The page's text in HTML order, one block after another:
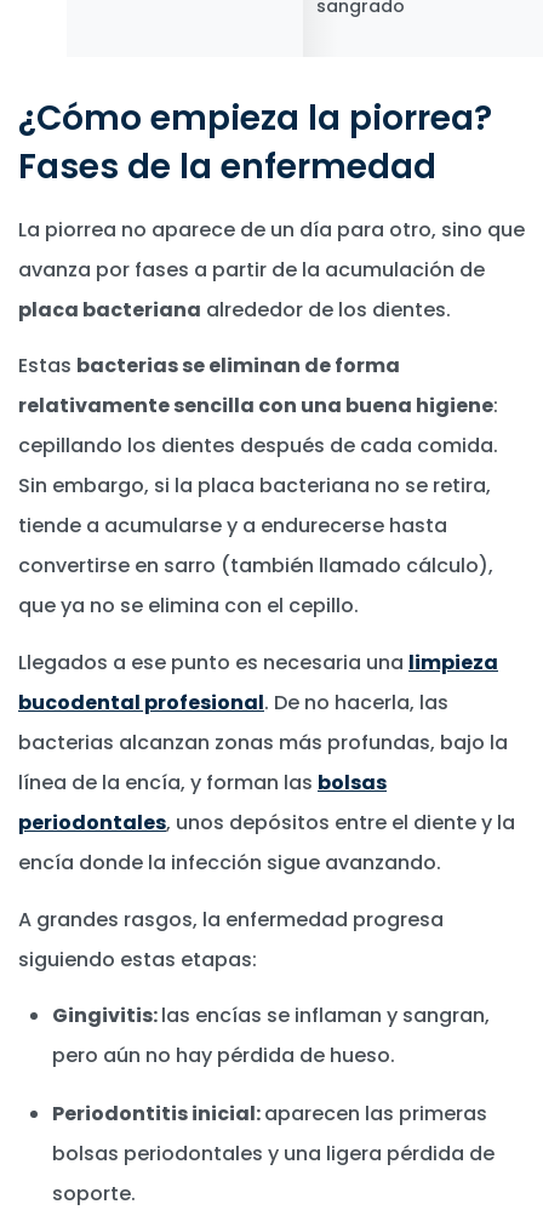
sangrado
¿Cómo empieza la piorrea?
Fases de la enfermedad
La piorrea no aparece de un día para otro, sino que
avanza por fases a partir de la acumulación de
placa bacteriana alrededor de los dientes.
Estas bacterias se eliminan de forma
relativamente sencilla con una buena higiene:
cepillando los dientes después de cada comida.
Sin embargo, si la placa bacteriana no se retira,
tiende a acumularse y a endurecerse hasta
convertirse en sarro (también llamado cálculo),
que ya no se elimina con el cepillo.
Llegados a ese punto es necesaria una limpieza
bucodental profesional. De no hacerla, las
bacterias alcanzan zonas más profundas, bajo la
línea de la encía, y forman las bolsas
periodontales, unos depósitos entre el diente y la
encía donde la infección sigue avanzando.
A grandes rasgos, la enfermedad progresa
siguiendo estas etapas:
Gingivitis:las encías se inflaman y sangran,
pero aún no hay pérdida de hueso.
Periodontitis inicial:aparecen las primeras
bolsas periodontales y una ligera pérdida de
soporte.